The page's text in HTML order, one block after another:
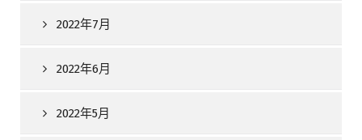
2022年7月
2022年6月
2022年5月